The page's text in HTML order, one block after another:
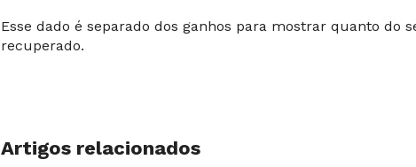
Esse dado é separado dos ganhos para mostrar quanto do
recuperado.
Artigos relacionados